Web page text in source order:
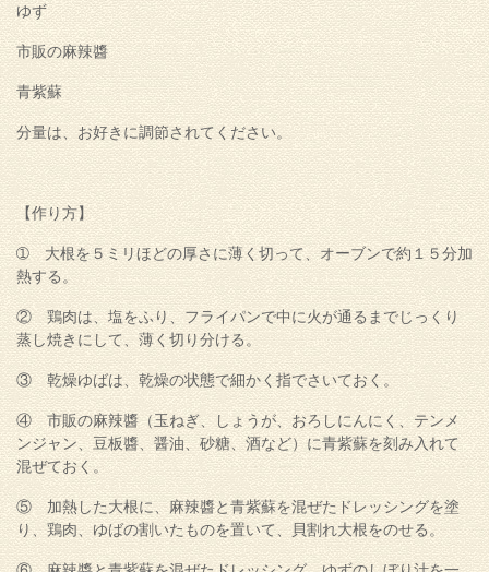
ゆず
市販の麻辣醬
青紫蘇
分量は、お好きに調節されてください。
【作り方】
➀ 大根を５ミリほどの厚さに薄く切って、オーブンで約１５分加
熱する。
② 鶏肉は、塩をふり、フライパンで中に火が通るまでじっくり
蒸し焼きにして、薄く切り分ける。
③ 乾燥ゆばは、乾燥の状態で細かく指でさいておく。
④ 市販の麻辣醬（玉ねぎ、しょうが、おろしにんにく、テンメ
ンジャン、豆板醬、醤油、砂糖、酒など）に青紫蘇を刻み入れて
混ぜておく。
⑤ 加熱した大根に、麻辣醬と青紫蘇を混ぜたドレッシングを塗
り、鶏肉、ゆばの割いたものを置いて、貝割れ大根をのせる。